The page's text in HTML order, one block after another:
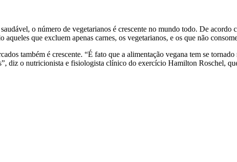
o número de vegetarianos é crescente no mundo todo. De
que excluem apenas carnes, os vegetarianos, e os que não
também é crescente. “É fato que a alimentação vegana tem se
diz o nutricionista e fisiologista clínico do exercício Hamilton Roschel,